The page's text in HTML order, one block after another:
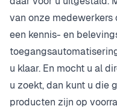
van onze medewerkers
een kennis- en
u klaar. En mocht u al
u zoekt, dan kunt u die
producten zijn op